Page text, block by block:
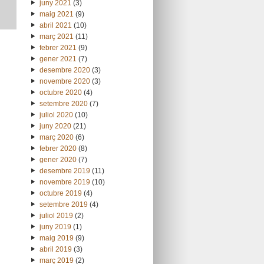
juny 2021 (3)
maig 2021 (9)
abril 2021 (10)
març 2021 (11)
febrer 2021 (9)
gener 2021 (7)
desembre 2020(3)
novembre 2020(3)
octubre 2020(4)
setembre 2020(7)
juliol 2020(10)
juny 2020(21)
març 2020(6)
febrer 2020(8)
gener 2020(7)
desembre 2019 (11)
novembre 2019 (10)
octubre 2019 (4)
setembre 2019 (4)
juliol 2019 (2)
juny 2019 (1)
maig 2019 (9)
abril 2019 (3)
març 2019 (2)